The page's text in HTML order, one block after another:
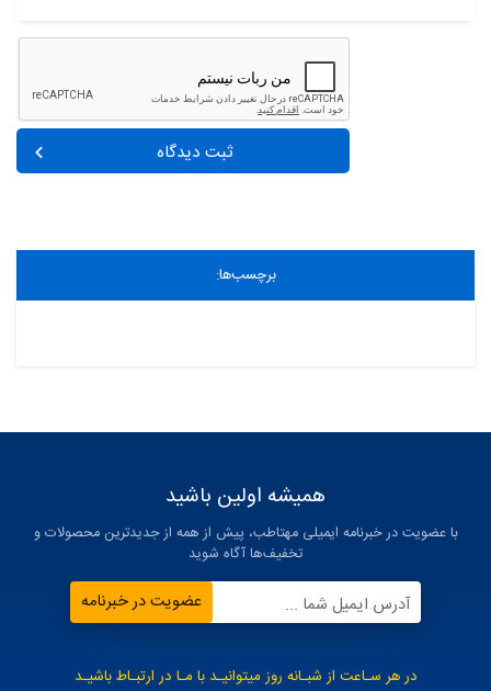
ثبت دیدگاه
برچسب‌ها:
همیشه اولین باشید
با عضویت در خبرنامه ایمیلی مهتاطب، پیش از همه از جدیدترین محصولات و
تخفیف‌ها آگاه شوید
آدرس ایمیل شما ... عضویت در خبرنامه
در هر سـاعت از شبـانه روز میتوانیـد با مـا در ارتبـاط باشیـد